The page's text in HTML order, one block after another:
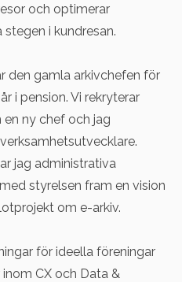
och optimerar
i kundresan.
den gamla arkivchefen för
i pension. Vi rekryterar
ny chef och jag
jag administrativa
styrelsen fram en vision
om e-arkiv.
för ideella föreningar
CX och Data &